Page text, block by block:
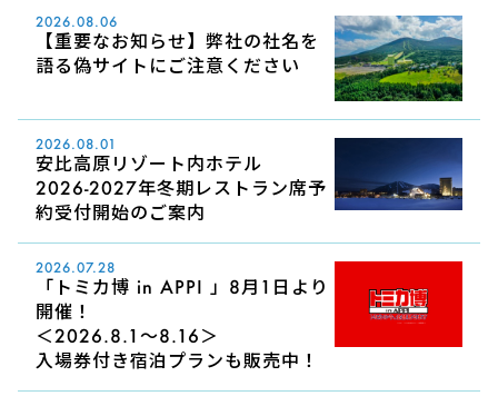
2026.08.06
【重要なお知らせ】弊社の社名を
語る偽サイトにご注意ください
2026.08.01
安比高原リゾート内ホテル
2026-2027年冬期レストラン席予
約受付開始のご案内
2026.07.28
「トミカ博 in APPI 」8月1日より
開催！
＜2026.8.1～8.16＞
入場券付き宿泊プランも販売中！